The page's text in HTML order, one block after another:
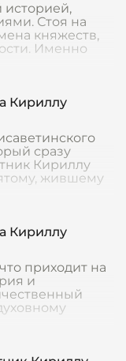
историей,
Стоя на
княжеств,
Именно
Кириллу
сразу
Кириллу
жившему
Кириллу
приходит на
и